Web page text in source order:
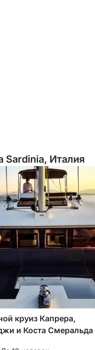
Sardinia, Италия
круиз Капрера,
и Коста Смеральда